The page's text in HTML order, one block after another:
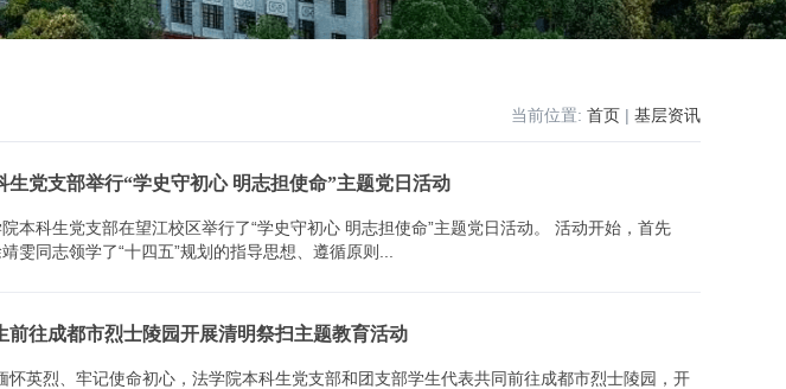
当前位置: 首页 | 基层资讯
生党支部举行“学史守初心 明志担使命”主题党日活动
生党支部在望江校区举行了“学史守初心 明志担使命”主题党日活动。 活动开始，首先
雯同志领学了“十四五”规划的指导思想、遵循原则...
前往成都市烈士陵园开展清明祭扫主题教育活动
怀英烈、牢记使命初心，法学院本科生党支部和团支部学生代表共同前往成都市烈士陵园，开